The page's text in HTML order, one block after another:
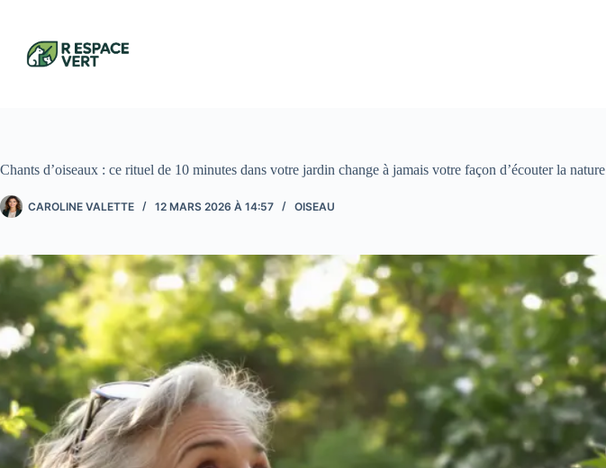
contenu
Chants d’oiseaux : ce rituel de 10 minutes dans votre jardin change à jamais votre façon d’écouter la nature
CAROLINE VALETTE 12 MARS 2026 À 14:57 OISEAU